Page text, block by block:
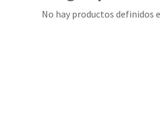
No hay productos definidos